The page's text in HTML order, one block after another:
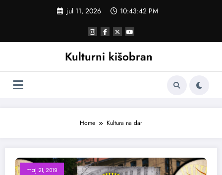
jul 11, 2026 10:43:43 PM
Kulturni kišobran
Home Kultura na dar
maj 21, 2019